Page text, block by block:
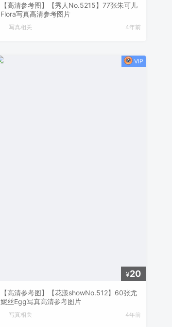
【高清参考图】【秀人No.5215】77张朱可儿
Flora写真高清参考图片
写真相关 4年前
¥20
【高清参考图】【花漾showNo.512】60张尤
妮丝Egg写真高清参考图片
写真相关 4年前